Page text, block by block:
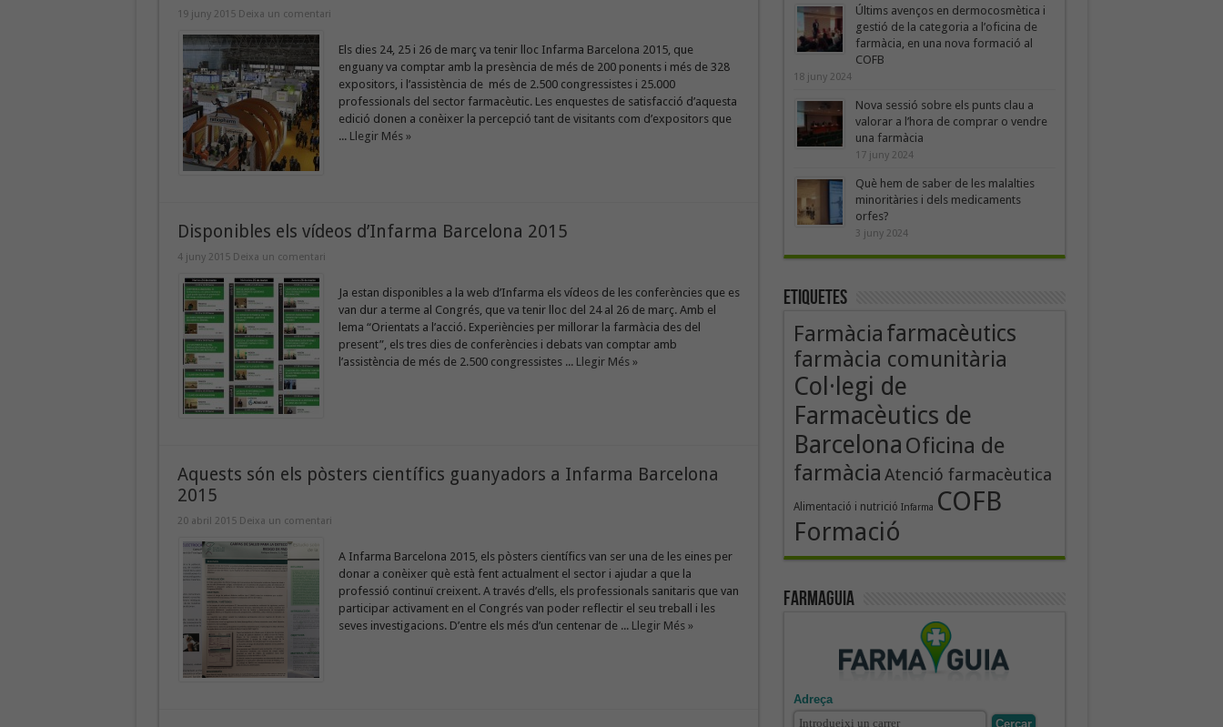
19 juny 2015 Deixa un comentari
Els dies 24, 25 i 26 de març va tenir lloc Infarma Barcelona 2015, que
enguany va comptar amb la presència de més de 200 ponents i més de 328
expositors, i l’assistència de més de 2.500 congressistes i 25.000
professionals del sector farmacèutic. Les enquestes de satisfacció d’aquesta
edició donen a conèixer la percepció tant de visitants com d’expositors que
... Llegir Més »
Disponibles els vídeos d’Infarma Barcelona 2015
4 juny 2015 Deixa un comentari
Ja estan disponibles a la web d’Infarma els vídeos de les conferències que es
van dur a terme al Congrés, que va tenir lloc del 24 al 26 de març. Amb el
lema “Orientats a l’acció. Experiències per millorar la farmàcia des del
present”, els tres dies de conferències i debats van comptar amb
l’assistència de més de 2.500 congressistes ... Llegir Més »
Aquests són els pòsters científics guanyadors a Infarma Barcelona
2015
20 abril 2015 Deixa un comentari
A Infarma Barcelona 2015, els pòsters científics van ser una de les eines per
donar a conèixer què està fent actualment el sector i ajudar a que la
professió continuï creixent. A través d’ells, els professionals sanitaris que van
participar activament en el Congrés van poder reflectir el seu treball i les
seves investigacions. D’entre els més d’un centenar de ... Llegir Més »
Últims avenços en dermocosmètica i
gestió de la categoria a l’oficina de
farmàcia, en una nova formació al
COFB
18 juny 2024
Nova sessió sobre els punts clau a
valorar a l’hora de comprar o vendre
una farmàcia
17 juny 2024
Què hem de saber de les malalties
minoritàries i dels medicaments
orfes?
3 juny 2024
Etiquetes
Farmàcia farmacèutics
farmàcia comunitària
Col·legi de
Farmacèutics de
Barcelona Oficina de
farmàcia Atenció farmacèutica
Alimentació i nutrició Infarma COFB
Formació
Farmaguia
Adreça